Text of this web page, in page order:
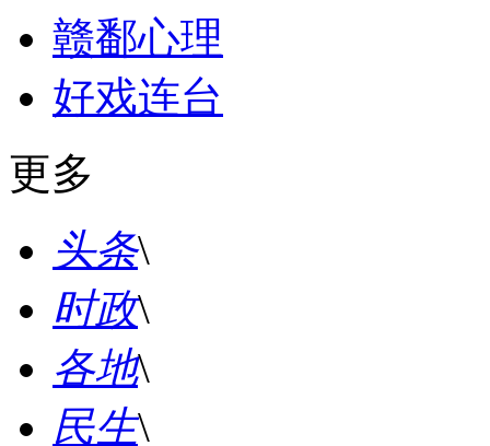
赣鄱心理
好戏连台
更多
头条\
时政\
各地\
民生\